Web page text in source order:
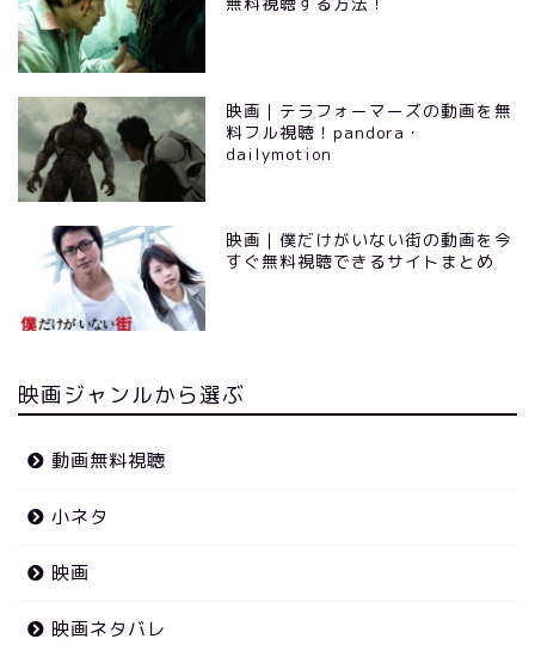
映画｜テラフォーマーズの動画を無
料フル視聴！pandora・
dailymotion
映画｜僕だけがいない街の動画を今
すぐ無料視聴できるサイトまとめ
映画ジャンルから選ぶ
動画無料視聴
小ネタ
映画
映画ネタバレ